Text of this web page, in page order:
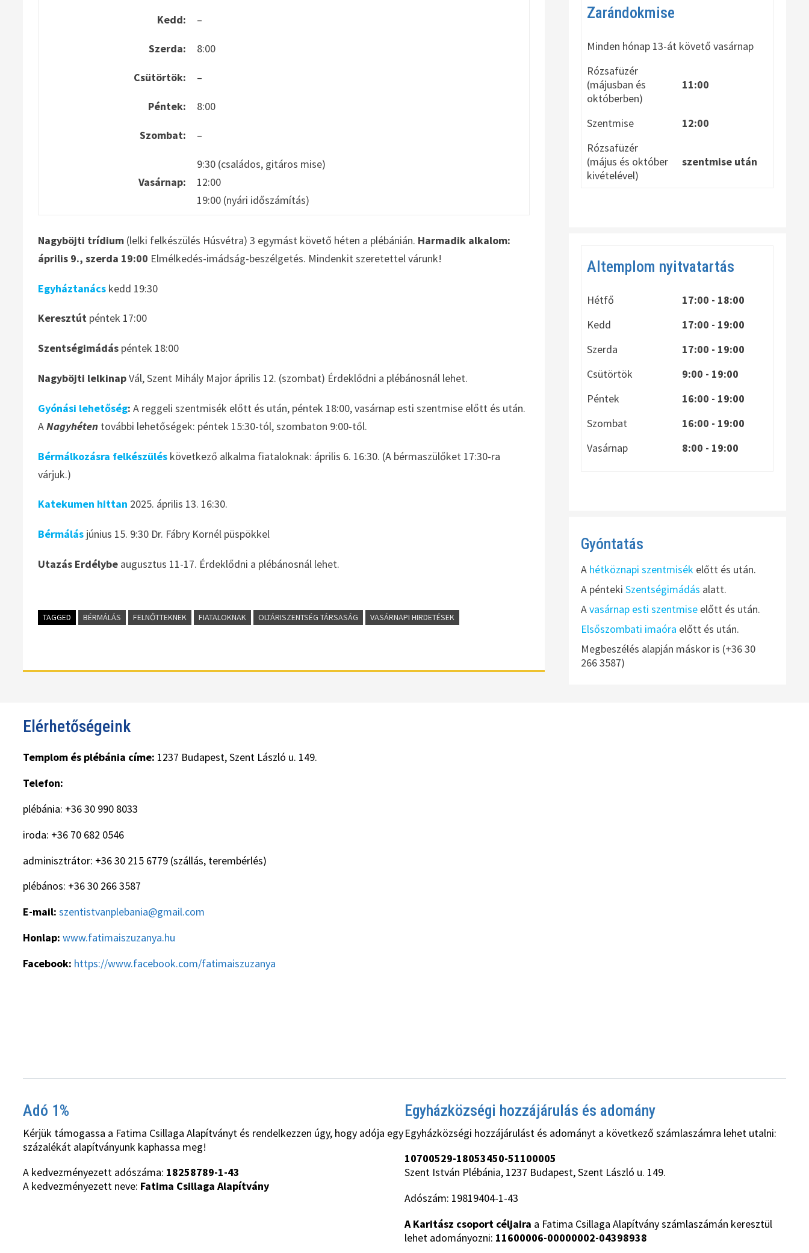
Kedd: –
Szerda: 8:00
Csütörtök: –
Péntek: 8:00
Szombat: –
Vasárnap:
9:30 (családos, gitáros mise)
12:00
19:00 (nyári időszámítás)
Nagyböjti trídium (lelki felkészülés Húsvétra) 3 egymást követő héten a plébánián. Harmadik alkalom:
április 9., szerda 19:00 Elmélkedés-imádság-beszélgetés. Mindenkit szeretettel várunk!
Egyháztanács kedd 19:30
Keresztút péntek 17:00
Szentségimádás péntek 18:00
Nagyböjti lelkinapVál, Szent Mihály Major április 12. (szombat) Érdeklődni a plébánosnál lehet.
Gyónási lehetőség: A reggeli szentmisék előtt és után, péntek 18:00, vasárnap esti szentmise előtt és után.
ANagyhéten további lehetőségek: péntek 15:30-tól, szombaton 9:00-től.
Bérmálkozásra felkészülés következő alkalma fiataloknak: április 6. 16:30. (A bérmaszülőket 17:30-ra
várjuk.)
Katekumen hittan 2025. április 13. 16:30.
Bérmálás június 15. 9:30 Dr. Fábry Kornél püspökkel
Utazás Erdélybe augusztus 11-17. Érdeklődni a plébánosnál lehet.
TAGGED BÉRMÁLÁS FELNŐTTEKNEK FIATALOKNAK OLTÁRISZENTSÉG TÁRSASÁG VASÁRNAPI HIRDETÉSEK
Zarándokmise
Minden hónap 13-át követő vasárnap
Rózsafüzér
(májusban és
októberben)
11:00
Szentmise
12:00
Rózsafüzér
(május és október
kivételével)
szentmise után
Altemplom nyitvatartás
Hétfő
17:00 - 18:00
Kedd
17:00 - 19:00
Szerda
17:00 - 19:00
Csütörtök
9:00 - 19:00
Péntek
16:00 - 19:00
Szombat
16:00 - 19:00
Vasárnap
8:00 - 19:00
Gyóntatás
A hétköznapi szentmisék előtt és után.
A péntekiSzentségimádás alatt.
Avasárnap esti szentmise előtt és után.
Elsőszombati imaóra előtt és után.
Megbeszélés alapján máskor is (+36 30
266 3587)
Elérhetőségeink
Templom és plébánia címe: 1237 Budapest, Szent László u. 149.
Telefon:
plébánia: +36 30 990 8033
iroda: +36 70 682 0546
adminisztrátor: +36 30 215 6779 (szállás, terembérlés)
plébános: +36 30 266 3587
E-mail:szentistvanplebania@gmail.com
Honlap: www.fatimaiszuzanya.hu
Facebook: https://www.facebook.com/fatimaiszuzanya
Adó 1%
Kérjük támogassa a Fatima Csillaga Alapítványt és rendelkezzen úgy, hogy adója egy
százalékát alapítványunk kaphassa meg!
A kedvezményezett adószáma: 18258789-1-43
A kedvezményezett neve: Fatima Csillaga Alapítvány
Egyházközségi hozzájárulás és adomány
Egyházközségi hozzájárulást és adományt a következő számlaszámra lehet utalni:
10700529-18053450-51100005
Szent István Plébánia, 1237 Budapest, Szent László u. 149.
Adószám: 19819404-1-43
A Karitász csoport céljaira a Fatima Csillaga Alapítvány számlaszámán keresztül
lehet adományozni: 11600006-00000002-04398938